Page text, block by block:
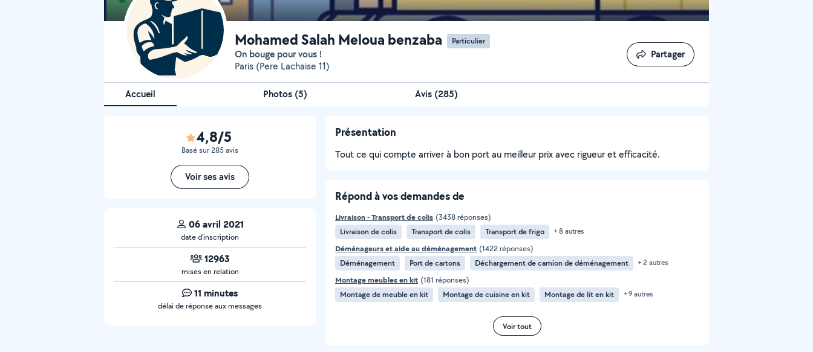
Mohamed Salah Meloua benzaba Particulier
On bouge pour vous !
Paris (Pere Lachaise 11)
Partager
Partager
Accueil Photos (5) Avis (285)
4,8/5
Basé sur 285 avis
Voir ses avis
06 avril 2021
date d’inscription
12963
mises en relation
11 minutes
délai de réponse aux messages
Présentation
Tout ce qui compte arriver à bon port au meilleur prix avec rigueur et efficacité.
Répond à vos demandes de
Livraison - Transport de colis (3438 réponses)
Livraison de colis
Transport de colis Transport de frigo + 8 autres
Déménageurs et aide au déménagement (1422 réponses)
Déménagement
Port de cartons Déchargement de camion de déménagement + 2 autres
Montage meubles en kit (181 réponses)
Montage de meuble en kit
Montage de cuisine en kit Montage de lit en kit + 9 autres
Voir tout